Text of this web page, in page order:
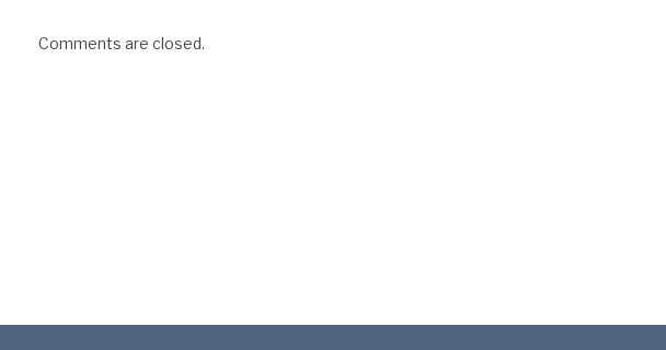
Comments are closed.